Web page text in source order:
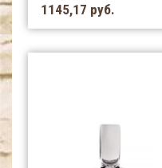
1145,17 руб.